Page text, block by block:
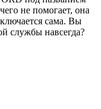
не помогает, она
сама. Вы
службы навсегда?